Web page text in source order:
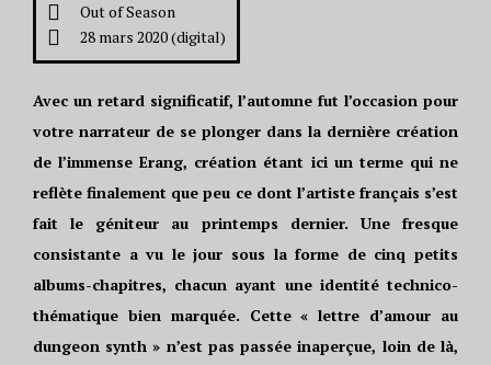
Out of Season
28 mars 2020 (digital)
Avec un retard significatif, l’automne fut l’occasion pour
votre narrateur de se plonger dans la dernière création
de l’immense Erang, création étant ici un terme qui ne
reflète finalement que peu ce dont l’artiste français s’est
fait le géniteur au printemps dernier. Une fresque
consistante a vu le jour sous la forme de cinq petits
albums-chapitres, chacun ayant une identité technico-
thématique bien marquée. Cette « lettre d’amour au
dungeon synth » n’est pas passée inaperçue, loin de là,